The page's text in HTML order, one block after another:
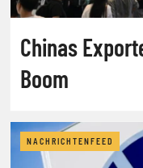
Chinas
Boom
NACHRICHTENFEED